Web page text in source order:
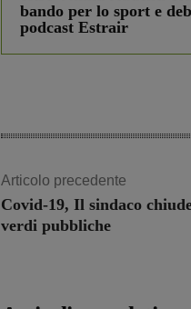
bando per lo sport e
podcast Estrair
Articolo precedente
Covid-19, Il sindaco
verdi pubbliche